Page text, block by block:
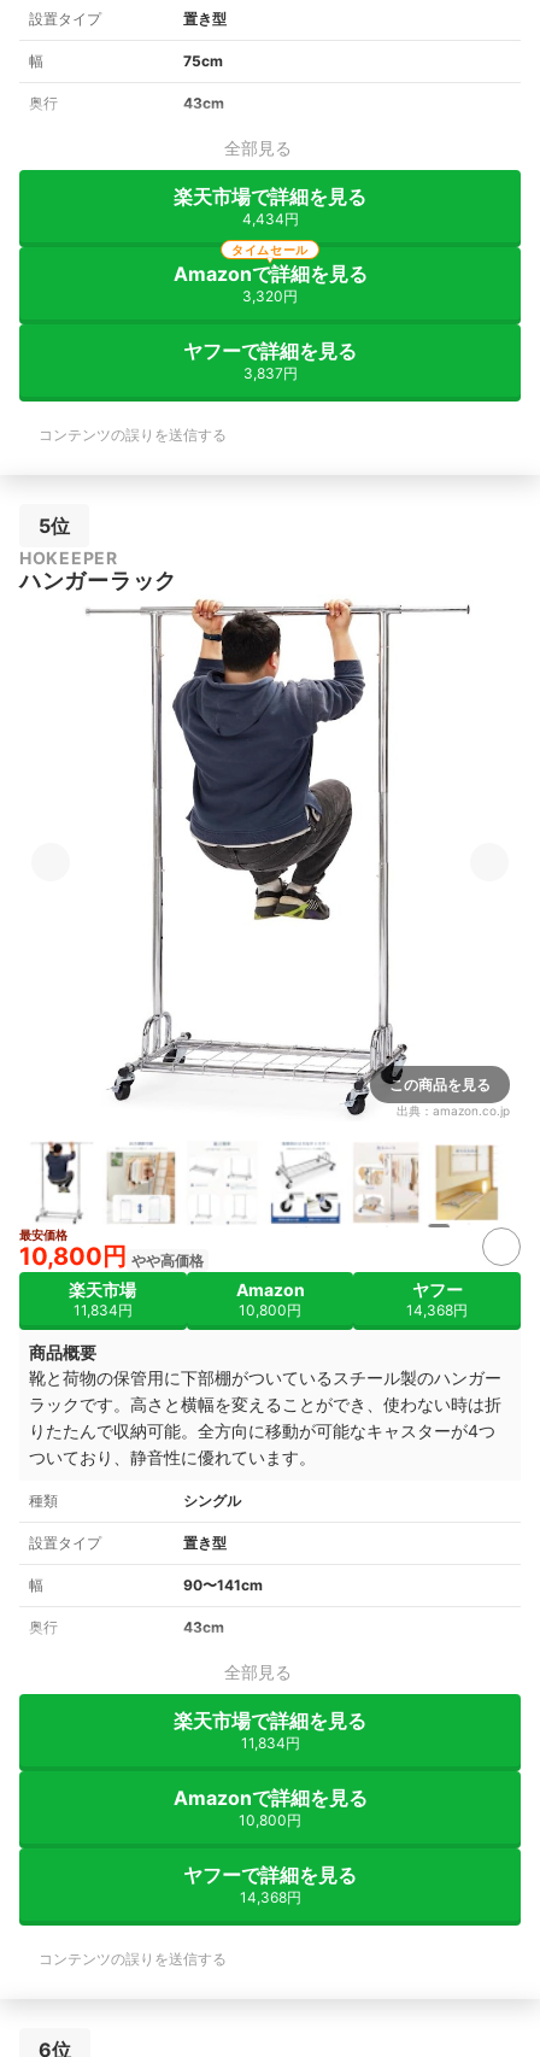
設置タイプ 置き型
幅 75cm
奥行 43cm
全部見る
楽天市場で詳細を見る
4,434円
Amazonで詳細を見る
3,320円
タイムセール
ヤフーで詳細を見る
3,837円
コンテンツの誤りを送信する
5位
HOKEEPER
ハンガーラック
この商品を見る
出典： amazon.co.jp
4+
最安価格
10,800円 やや高価格
楽天市場
11,834円
Amazon
10,800円
ヤフー
14,368円
商品概要
靴と荷物の保管用に下部棚がついているスチール製のハンガー
ラックです。高さと横幅を変えることができ、使わない時は折
りたたんで収納可能。全方向に移動が可能なキャスターが4つ
ついており、静音性に優れています。
種類 シングル
設置タイプ 置き型
幅 90〜141cm
奥行 43cm
全部見る
楽天市場で詳細を見る
11,834円
Amazonで詳細を見る
10,800円
ヤフーで詳細を見る
14,368円
コンテンツの誤りを送信する
6位